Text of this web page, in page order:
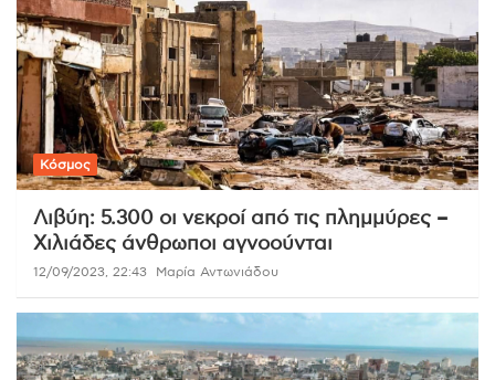
Κόσμος
Λιβύη: 5.300 οι νεκροί από τις πλημμύρες –
Χιλιάδες άνθρωποι αγνοούνται
12/09/2023, 22:43 Μαρία Αντωνιάδου